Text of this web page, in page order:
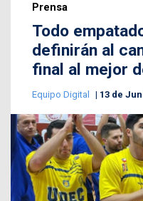
Prensa
Todo
definirán al
final al mejor
Equipo Digital 13 de